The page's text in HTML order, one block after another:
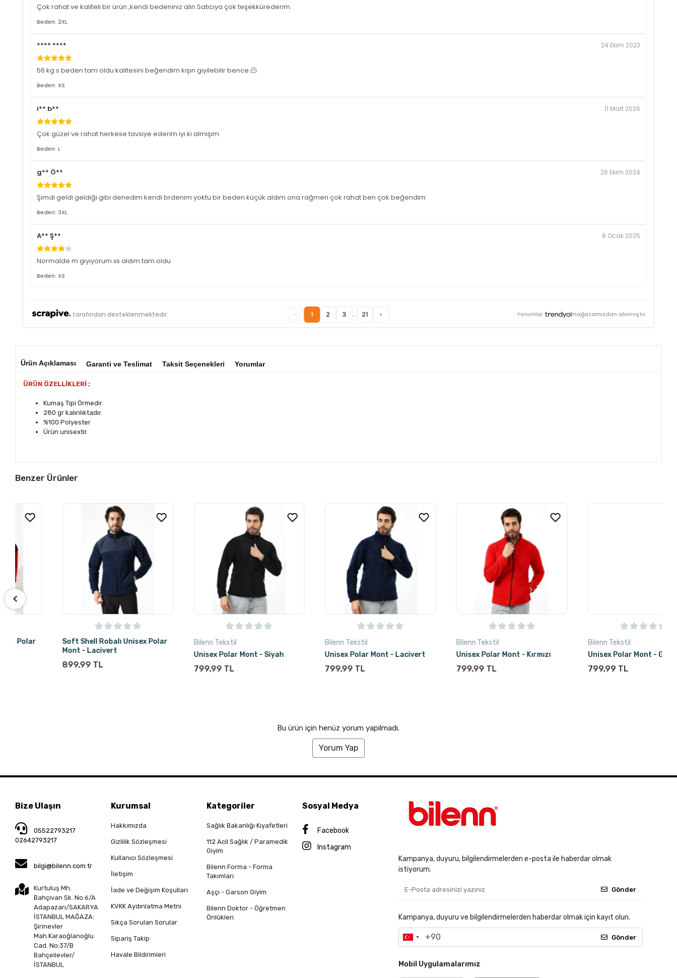
Çok rahat ve kaliteli bir ürün ,kendi bedeniniz alın.Satıcıya çok teşekkürederim.
Beden: 2XL
**** **** 24 Ekim 2023
56 kg s beden tam oldu kalitesini beğendim kışın giyilebilir bence 🫠
Beden: XS
i** b** 11 Mart 2026
Çok güzel ve rahat herkese tavsiye ederim iyi ki almışım
Beden: L
g** Ö** 26 Ekim 2024
Şimdi geldi geldiği gibi denedim kendi brdenim yoktu bir beden küçük aldım ona rağmen çok rahat ben çok beğendim
Beden: 3XL
A** Ş** 8 Ocak 2025
Normalde m gıyıyorum xs aldım tam oldu
Beden: XS
tarafından desteklenmektedir. ‹ 1 2 3 ... 21 › Yorumlar mağazamızdan alınmıştır.
Ürün Açıklaması Garanti ve Teslimat Taksit Seçenekleri Yorumlar
ÜRÜN ÖZELLİKLERİ ;
Kumaş Tipi Örmedir.
280 gr kalınlıktadır.
%100 Polyester
Ürün unisextir.
Benzer Ürünler
Soft Shell Robalı Unisex Polar
Mont - Lacivert
Bilenn Tekstil
Unisex Polar Mont - Siyah
Bilenn Tekstil
Unisex Polar Mont - Lacivert
Bilenn Tekstil
Unisex Polar Mont - Kırmızı
Unisex Polar Mont - Gri
Bu ürün için henüz yorum yapılmadı.
Yorum Yap
Bize Ulaşın
05522793217
02642793217
bilgi@bilenn.com.tr
Kurtuluş Mh.
Bahçıvan Sk. No:6/A
Adapazarı/SAKARYA
İSTANBUL MAĞAZA:
Şirinevler
Mah.Karaoğlanoğlu
Cad. No:37/B
Bahçelievler/
İSTANBUL
Kurumsal
Hakkımızda
Gizlilik Sözleşmesi
Kullanıcı Sözleşmesi
İletişim
İade ve Değişim Koşulları
KVKK Aydınlatma Metni
Sıkça Sorulan Sorular
Sipariş Takip
Havale Bildirimleri
Kategoriler
Sağlık Bakanlığı Kıyafetleri
112 Acil Sağlık / Paramedik
Giyim
Bilenn Forma - Forma
Takımları
Aşçı - Garson Giyim
Bilenn Doktor - Öğretmen
Önlükleri
Sosyal Medya
Facebook
Instagram
Kampanya, duyuru, bilgilendirmelerden e-posta ile haberdar olmak
istiyorum.
Gönder
Kampanya, duyuru ve bilgilendirmelerden haberdar olmak için kayıt olun.
Gönder
Mobil Uygulamalarımız